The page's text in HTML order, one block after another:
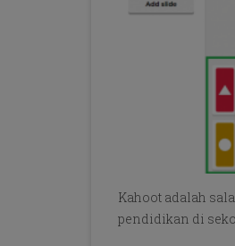
Kahoot adalah
pendidikan di